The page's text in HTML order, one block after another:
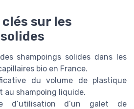
sur les
shampoings solides dans les
bio en France.
du volume de plastique
au shampoing liquide.
d’utilisation d’un galet de